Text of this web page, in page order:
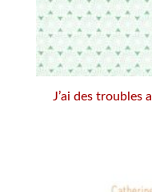
J’ai des troubles